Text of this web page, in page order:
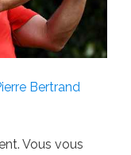
Bertrand
Vous vous